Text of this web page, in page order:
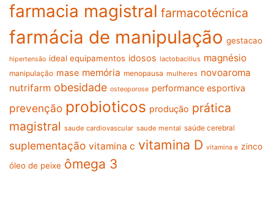
farmacia magistral farmacotécnica
farmácia de manipulação gestacao
hipertensão ideal equipamentos idosos lactobacillus magnésio
manipulação mase memória menopausa mulheres novoaroma
nutrifarm obesidade osteoporose performance esportiva
prevenção probioticos produção prática
magistral saude cardiovascular saude mental saúde cerebral
suplementação vitamina c vitamina D vitamina e zinco
óleo de peixe ômega 3